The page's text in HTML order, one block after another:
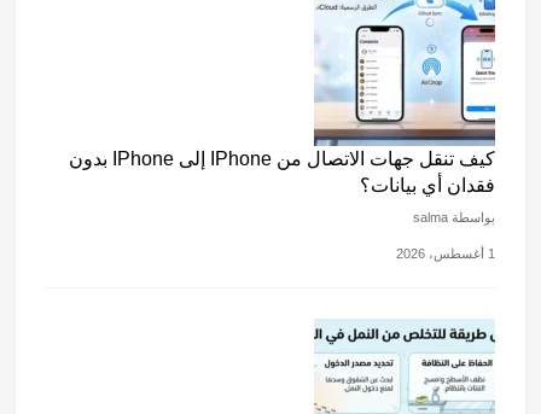
كيف تنقل جهات الاتصال من IPhone إلى IPhone بدون
فقدان أي بيانات؟
بواسطة salma
1 أغسطس، 2026